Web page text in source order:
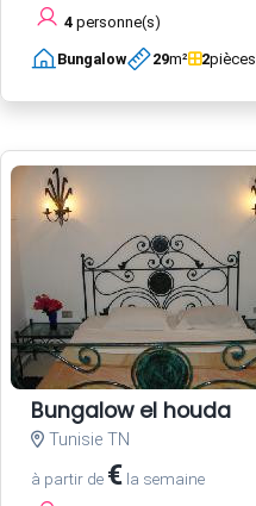
4 personne(s)
Bungalow 29m² 2pièces
Bungalow el houda
Tunisie TN
à partir de € la semaine